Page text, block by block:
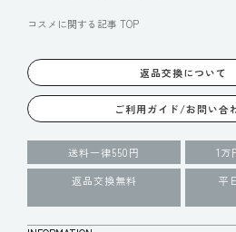
コスメに関する記事 TOP
返品交換について
ご利用ガイド/お問い合
送料一律550円 1万
返品交換無料
平